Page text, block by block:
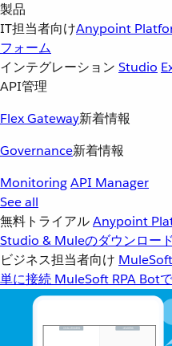
製品
IT担当者向けAnypoint
フォーム
インテグレーション Studio
API管理
Flex Gateway新着情報
Governance新着情報
MonitoringAPI Manager
See all
無料トライアルAnypoint
Studio & Muleのダウンロード
ビジネス担当者向け
単に接続 MuleSoft RPA Bot